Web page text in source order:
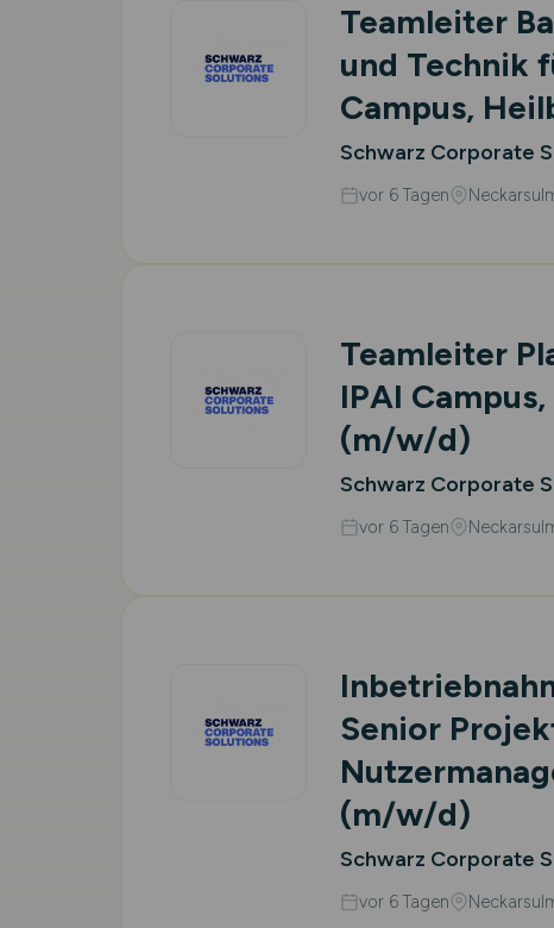
Teamleiter
und Technik
Campus,
Schwarz Corporate
vor 6 Tagen
Teamleiter
IPAI
(m/w/d)
Schwarz Corporate
vor 6 Tagen
Senior
(m/w/d)
Schwarz Corporate
vor 6 Tagen